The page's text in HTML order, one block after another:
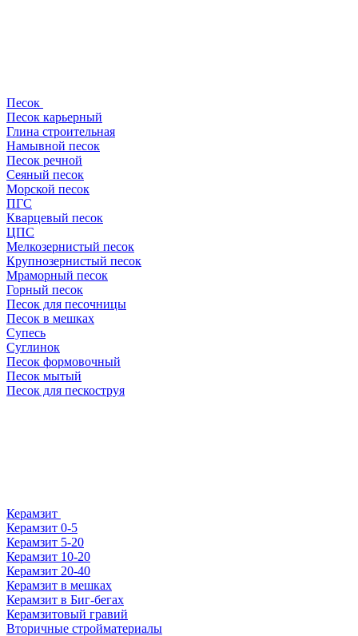
Песок
Песок карьерный
Глина строительная
Намывной песок
Песок речной
Сеяный песок
Морской песок
ПГС
Кварцевый песок
ЦПС
Мелкозернистый песок
Крупнозернистый песок
Мраморный песок
Горный песок
Песок для песочницы
Песок в мешках
Супесь
Суглинок
Песок формовочный
Песок мытый
Песок для пескоструя
Керамзит
Керамзит 0-5
Керамзит 5-20
Керамзит 10-20
Керамзит 20-40
Керамзит в мешках
Керамзит в Биг-бегах
Керамзитовый гравий
Вторичные стройматериалы